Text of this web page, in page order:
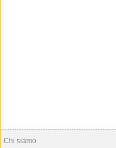
Chi siamo